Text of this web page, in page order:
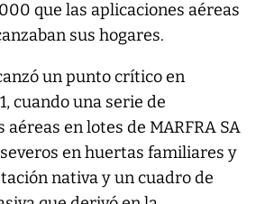
que las aplicaciones aéreas
sus hogares.
un punto crítico en
cuando una serie de
en lotes de MARFRA SA
en huertas familiares y
nativa y un cuadro de